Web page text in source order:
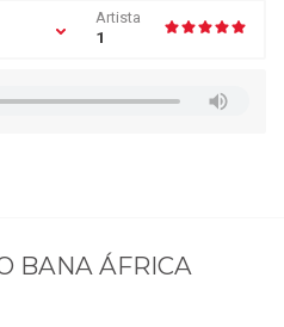
Artista
1
BANA ÁFRICA